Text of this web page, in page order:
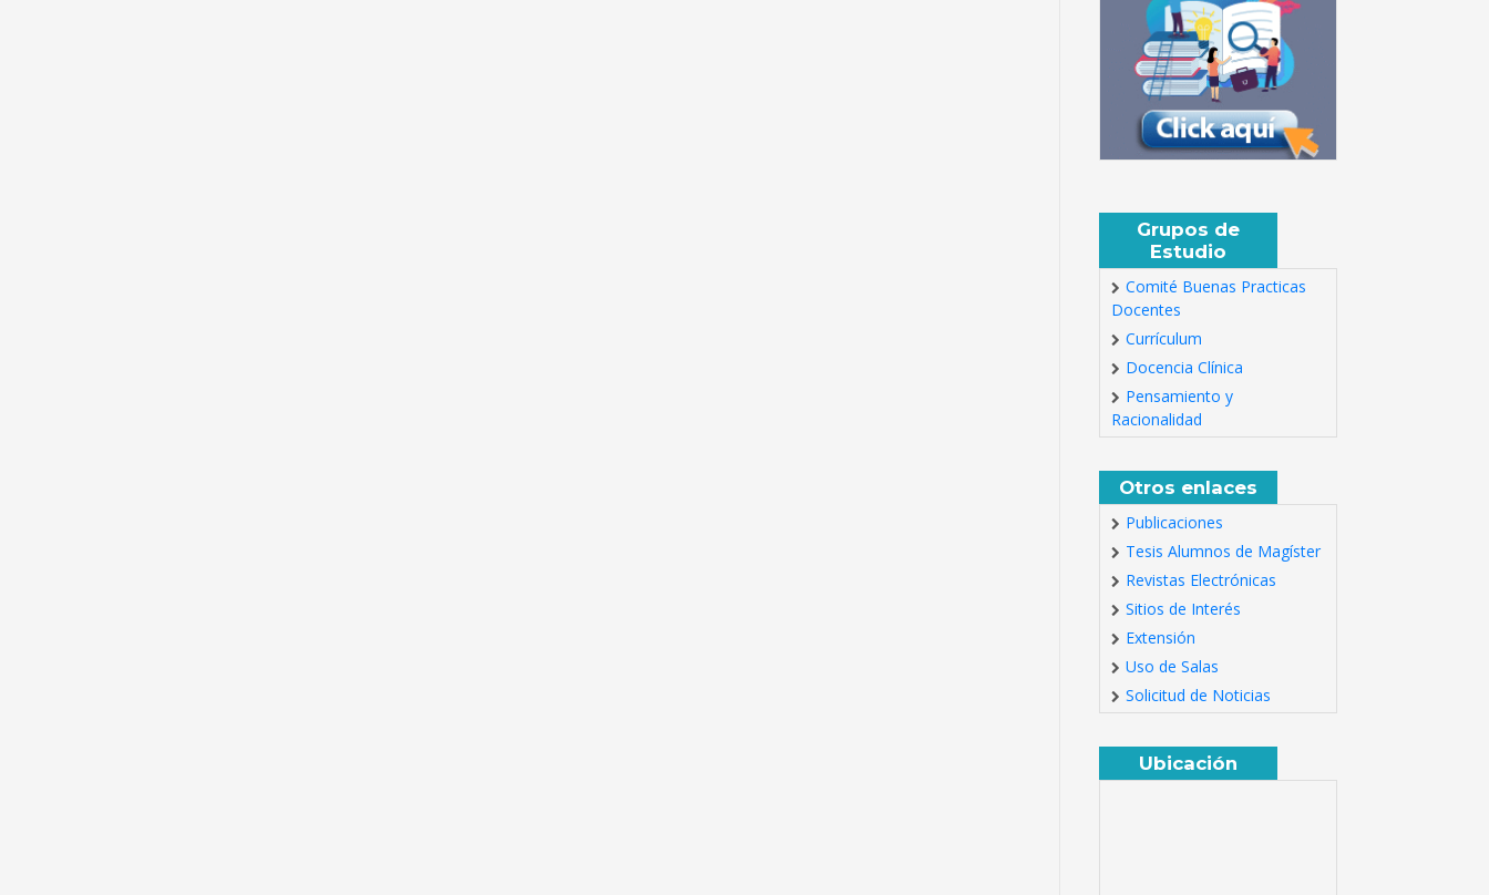
Grupos de
Estudio
Comité Buenas Practicas
Docentes
Currículum
Docencia Clínica
Pensamiento y
Racionalidad
Otros enlaces
Publicaciones
Tesis Alumnos de Magíster
Revistas Electrónicas
Sitios de Interés
Extensión
Uso de Salas
Solicitud de Noticias
Ubicación